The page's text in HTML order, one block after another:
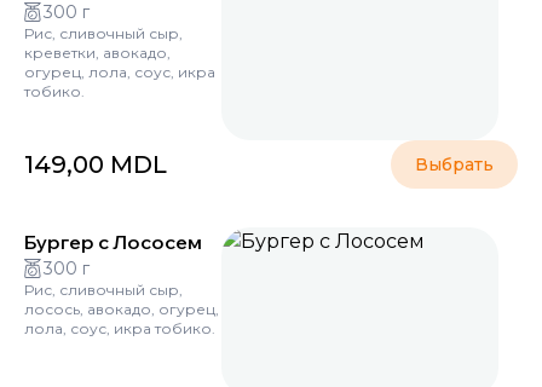
300 г
Рис, сливочный сыр,
креветки, авокадо,
огурец, лола, соус, икра
тобико.
149,00 MDL Выбрать
Бургер с Лососем
300 г
Рис, сливочный сыр,
лосось, авокадо, огурец,
лола, соус, икра тобико.